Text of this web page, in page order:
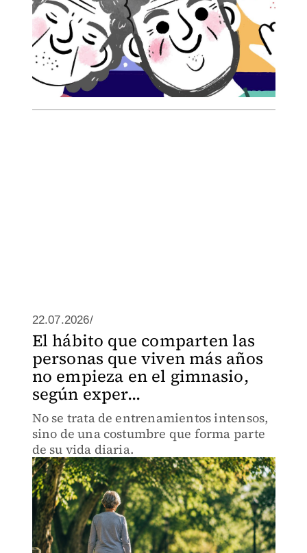
22.07.2026/
El hábito que comparten las
personas que viven más años
no empieza en el gimnasio,
según exper...
No se trata de entrenamientos intensos,
sino de una costumbre que forma parte
de su vida diaria.